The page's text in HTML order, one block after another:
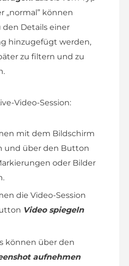
„normal” können
den Details einer
hinzugefügt werden,
zu filtern und zu
Video-Session:
mit dem Bildschirm
und über den Button
oder Bilder
die Video-Session
Video spiegeln
können über den
aufnehmen